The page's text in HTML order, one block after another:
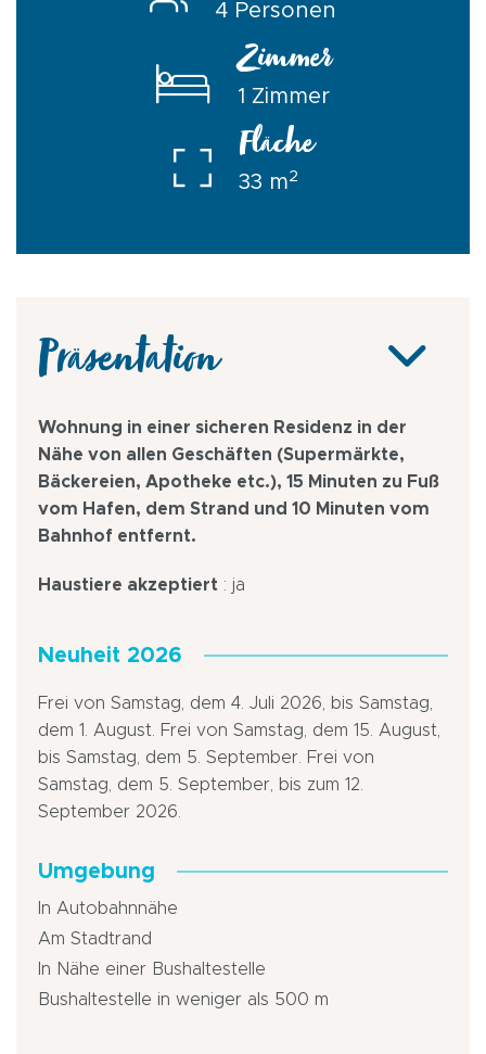
4 Personen
Zimmer
1 Zimmer
Fläche
33 m2
Präsentation
Wohnung in einer sicheren Residenz in der
Nähe von allen Geschäften (Supermärkte,
Bäckereien, Apotheke etc.), 15 Minuten zu Fuß
vom Hafen, dem Strand und 10 Minuten vom
Bahnhof entfernt.
Haustiere akzeptiert : ja
Neuheit 2026
Frei von Samstag, dem 4. Juli 2026, bis Samstag,
dem 1. August. Frei von Samstag, dem 15. August,
bis Samstag, dem 5. September. Frei von
Samstag, dem 5. September, bis zum 12.
September 2026.
Umgebung
In Autobahnnähe
Am Stadtrand
In Nähe einer Bushaltestelle
Bushaltestelle in weniger als 500 m